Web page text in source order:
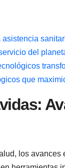
del
que
los ‌avances